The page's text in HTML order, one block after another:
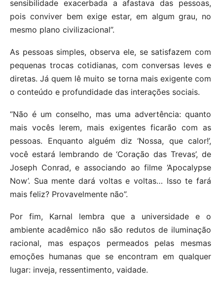
sensibilidade exacerbada a afastava das pessoas,
pois conviver bem exige estar, em algum grau, no
mesmo plano civilizacional”.
As pessoas simples, observa ele, se satisfazem com
pequenas trocas cotidianas, com conversas leves e
diretas. Já quem lê muito se torna mais exigente com
o conteúdo e profundidade das interações sociais.
“Não é um conselho, mas uma advertência: quanto
mais vocês lerem, mais exigentes ficarão com as
pessoas. Enquanto alguém diz ‘Nossa, que calor!’,
você estará lembrando de ‘Coração das Trevas’, de
Joseph Conrad, e associando ao filme ‘Apocalypse
Now’. Sua mente dará voltas e voltas… Isso te fará
mais feliz? Provavelmente não”.
Por fim, Karnal lembra que a universidade e o
ambiente acadêmico não são redutos de iluminação
racional, mas espaços permeados pelas mesmas
emoções humanas que se encontram em qualquer
lugar: inveja, ressentimento, vaidade.